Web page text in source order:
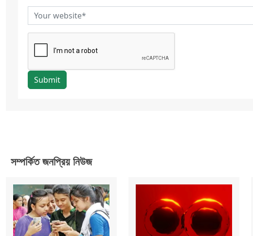
Submit
সম্পর্কিত জনপ্রিয় নিউজ